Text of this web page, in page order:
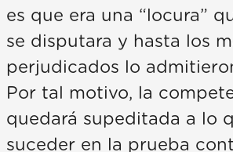
es que era una “locura”
se disputara y hasta los
perjudicados lo
Por tal motivo, la
quedará supeditada a lo
suceder en la prueba